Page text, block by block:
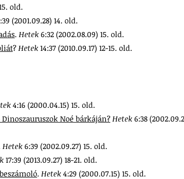
old.
(2001.09.28) 14. old.
. Hetek 6:32 (2002.08.09) 15. old.
? Hetek 14:37 (2010.09.17) 12-15. old.
4:16 (2000.04.15) 15. old.
Noé bárkáján? Hetek 6:38
Hetek 6:39 (2002.09.27) 15. old.
17:39 (2013.09.27) 18-21. old.
. Hetek 4:29 (2000.07.15) 15. old.